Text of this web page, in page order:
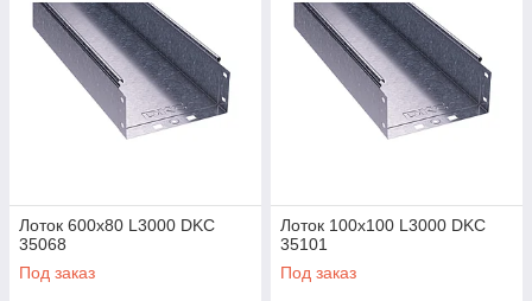
Лоток 600х80 L3000 DKC
35068
Под заказ
Лоток 100х100 L3000 DKC
35101
Под заказ